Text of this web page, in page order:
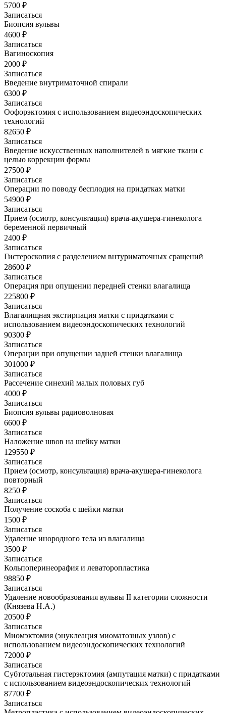
5700 ₽
Записаться
Биопсия вульвы
4600 ₽
Записаться
Вагиноскопия
2000 ₽
Записаться
Введение внутриматочной спирали
6300 ₽
Записаться
Оофорэктомия с использованием видеоэндоскопических
технологий
82650 ₽
Записаться
Введение искусственных наполнителей в мягкие ткани с
целью коррекции формы
27500 ₽
Записаться
Операции по поводу бесплодия на придатках матки
54900 ₽
Записаться
Прием (осмотр, консультация) врача-акушера-гинеколога
беременной первичный
2400 ₽
Записаться
Гистероскопия с разделением внтуриматочных сращений
28600 ₽
Записаться
Операция при опущении передней стенки влагалища
225800 ₽
Записаться
Влагалищная экстирпация матки с придатками с
использованием видеоэндоскопических технологий
90300 ₽
Записаться
Операции при опущении задней стенки влагалища
301000 ₽
Записаться
Рассечение синехий малых половых губ
4000 ₽
Записаться
Биопсия вульвы радиоволновая
6600 ₽
Записаться
Наложение швов на шейку матки
129550 ₽
Записаться
Прием (осмотр, консультация) врача-акушера-гинеколога
повторный
8250 ₽
Записаться
Получение соскоба с шейки матки
1500 ₽
Записаться
Удаление инородного тела из влагалища
3500 ₽
Записаться
Кольпоперинеорафия и леваторопластика
98850 ₽
Записаться
Удаление новообразования вульвы II категории сложности
(Князева Н.А.)
20500 ₽
Записаться
Миомэктомия (энуклеация миоматозных узлов) с
использованием видеоэндоскопических технологий
72000 ₽
Записаться
Субтотальная гистерэктомия (ампутация матки) с придатками
с использованием видеоэндоскопических технологий
87700 ₽
Записаться